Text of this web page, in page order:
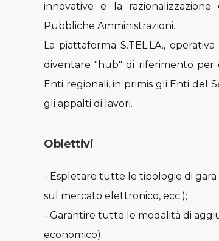
innovative e la
Pubbliche Amministrazioni.
La piattaforma S.TEL.LA.,
diventare "hub" di riferimento
Enti regionali, in primis gli Enti del
gli appalti di lavori.
Obiettivi
- Espletare tutte le tipologie di gara
sul mercato elettronico, ecc.);
- Garantire tutte le modalità di
economico);